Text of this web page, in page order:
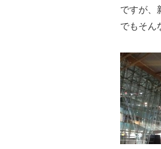
ですが、
でもそん